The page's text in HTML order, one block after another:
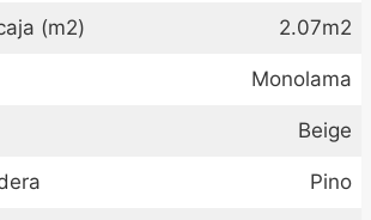
(m2) 2.07m2
Monolama
Beige
Pino